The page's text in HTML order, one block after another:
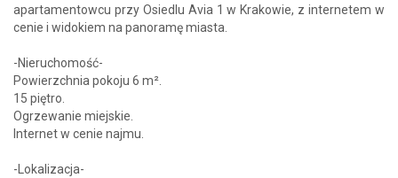
apartamentowcu przy Osiedlu Avia 1 w Krakowie, z internetem w
cenie i widokiem na panoramę miasta.
-Nieruchomość-
Powierzchnia pokoju 6 m².
15 piętro.
Ogrzewanie miejskie.
Internet w cenie najmu.
-Lokalizacja-